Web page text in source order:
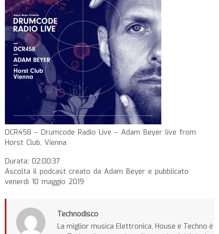
DCR458 – Drumcode Radio Live – Adam Beyer live from
Horst Club, Vienna
Durata: 02:00:37
Ascolta il podcast creato da Adam Beyer e pubblicato
venerdì 10 maggio 2019
Technodisco
La miglior musica Elettronica, House e Techno è